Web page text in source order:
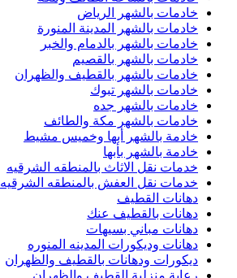
خادمات بالشهر الرياض
خادمات بالشهر المدينة المنورة
خادمات بالشهر بالدمام والخبر
خادمات بالشهر بالقصيم
خادمات بالشهر بالقطيف والظهران
خادمات بالشهر تبوك
خادمات بالشهر جده
خادمات بالشهر مكة والطائف
خادمة بالشهر أبها وخميس مشيط
خادمة بالشهر بأبها
خدمات نقل الاثاث بالمنطقه الشرقيه
خدمات نقل العفش بالمنطقه الشرقيه
دهانات القطيف
دهانات بالقطيف عنك
دهانات مباني بسيهات
دهانات وديكورات المدينه المنوره
ديكورات ودهانات بالقطيف والظهران
رعاية منزلية القطيف والظهران